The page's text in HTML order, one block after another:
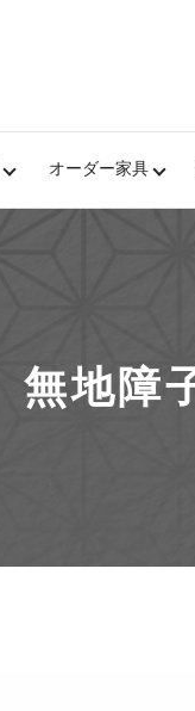
オーダー家具
無地障